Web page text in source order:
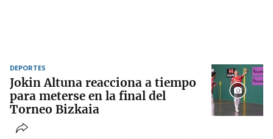
DEPORTES
Jokin Altuna reacciona a tiempo
para meterse en la final del
Torneo Bizkaia